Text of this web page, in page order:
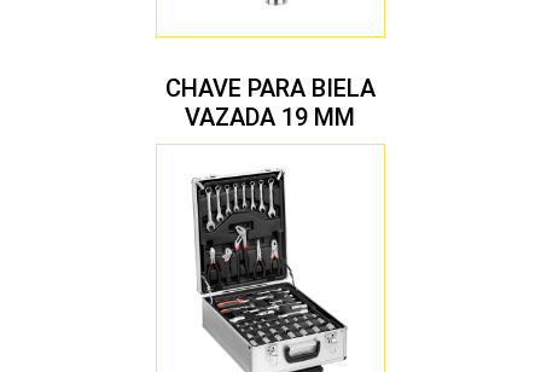
CHAVE PARA BIELA
VAZADA 19 MM